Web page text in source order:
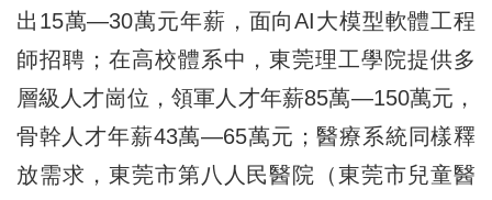
出15萬—30萬元年薪，面向AI大模型軟體工程
師招聘；在高校體系中，東莞理工學院提供多
層級人才崗位，領軍人才年薪85萬—150萬元，
骨幹人才年薪43萬—65萬元；醫療系統同樣釋
放需求，東莞市第八人民醫院（東莞市兒童醫